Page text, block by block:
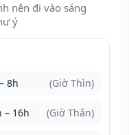
nên đi vào sáng
ý
8h (Giờ Thìn)
– 16h (Giờ Thân)